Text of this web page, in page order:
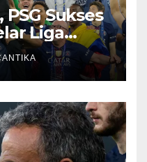
Sukses
Liga